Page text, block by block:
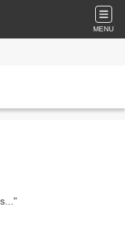
MENU